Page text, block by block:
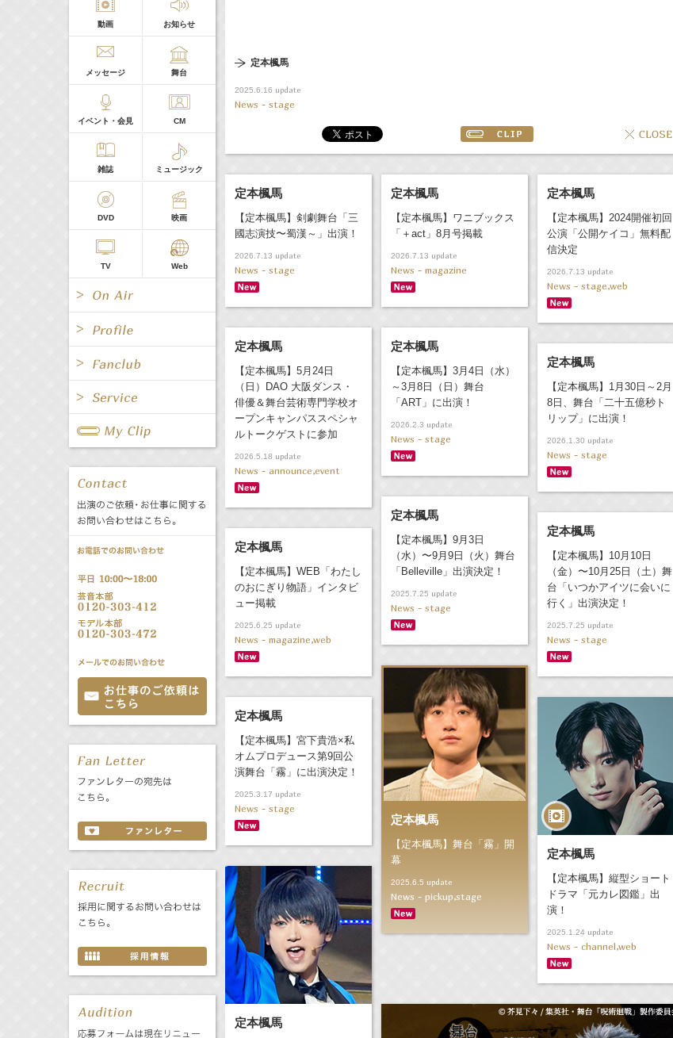
定本楓馬
2025.6.16 update
News - stage
定本楓馬
【定本楓馬】剣劇舞台「三
國志演技〜蜀漢～」出演！
2026.7.13 update
News - stage
定本楓馬
【定本楓馬】ワニブックス
「＋act」8月号掲載
2026.7.13 update
News - magazine
定本楓馬
【定本楓馬】2024開催初回
公演「公開ケイコ」無料配
信決定
2026.7.13 update
News - stage,web
定本楓馬
【定本楓馬】5月24日
（日）DAO 大阪ダンス・
俳優＆舞台芸術専門学校オ
ープンキャンパススペシャ
ルトークゲストに参加
2026.5.18 update
News - announce,event
定本楓馬
【定本楓馬】3月4日（水）
～3月8日（日）舞台
「ART」に出演！
2026.2.3 update
News - stage
定本楓馬
【定本楓馬】1月30日～2月
8日、舞台「二十五億秒ト
リップ」に出演！
2026.1.30 update
News - stage
定本楓馬
【定本楓馬】9月3日
（水）〜9月9日（火）舞台
「Belleville」出演決定！
2025.7.25 update
News - stage
定本楓馬
【定本楓馬】10月10日
（金）〜10月25日（土）舞
台「いつかアイツに会いに
行く」出演決定！
2025.7.25 update
News - stage
定本楓馬
【定本楓馬】WEB「わたし
のおにぎり物語」インタビ
ュー掲載
2025.6.25 update
News - magazine,web
定本楓馬
【定本楓馬】舞台「霧」開
幕
2025.6.5 update
News - pickup,stage
定本楓馬
【定本楓馬】宮下貴浩×私
オムプロデュース第9回公
演舞台「霧」に出演決定！
2025.3.17 update
News - stage
定本楓馬
【定本楓馬】縦型ショート
ドラマ「元カレ図鑑」出
演！
2025.1.24 update
News - channel,web
定本楓馬
動画 お知らせ
メッセージ 舞台
イベント・会見 CM
雑誌 ミュージック
DVD 映画
TV Web
Radio
Radio
All 女優/タレント
グループ
キャスター/レポーター
バラエティ 声優
文化事業部 クリエイター
誕生日 8/6
あ か
さ
た
な
は
ま
や
ら
わ
All Fanclub Page
All 関連事業
公式サービス